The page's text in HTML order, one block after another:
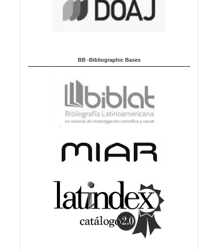
BB -Bibliographic Bases